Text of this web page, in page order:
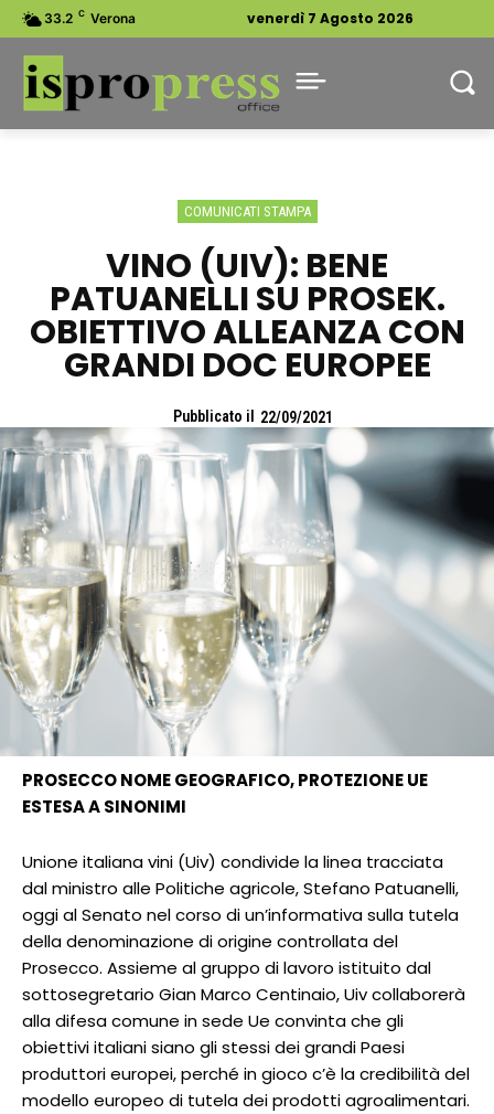
33.2 C Verona venerdì 7 Agosto 2026
COMUNICATI STAMPA
VINO (UIV): BENE
PATUANELLI SU PROSEK.
OBIETTIVO ALLEANZA CON
GRANDI DOC EUROPEE
Pubblicato il 22/09/2021
PROSECCO NOME GEOGRAFICO, PROTEZIONE UE
ESTESA A SINONIMI
Unione italiana vini (Uiv) condivide la linea tracciata
dal ministro alle Politiche agricole, Stefano Patuanelli,
oggi al Senato nel corso di un’informativa sulla tutela
della denominazione di origine controllata del
Prosecco. Assieme al gruppo di lavoro istituito dal
sottosegretario Gian Marco Centinaio, Uiv collaborerà
alla difesa comune in sede Ue convinta che gli
obiettivi italiani siano gli stessi dei grandi Paesi
produttori europei, perché in gioco c’è la credibilità del
modello europeo di tutela dei prodotti agroalimentari.